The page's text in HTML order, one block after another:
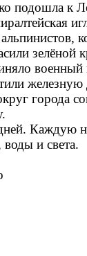
подошла к
города
Каждую
и света.